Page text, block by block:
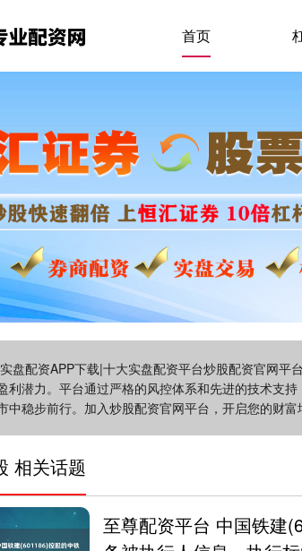
首页
盘配资APP下载|十大实盘配资平台炒股配资官网
利潜力。平台通过严格的风控体系和先进的技术支
中稳步前行。加入炒股配资官网平台，开启您的财富
相关话题
至尊配资平台 中国铁建